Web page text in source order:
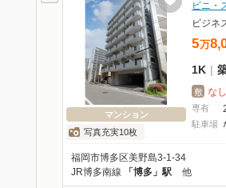
マンション
写真充実10枚
ビニ・
ビジネ
5万
1K |
敷 なし
専有
駐車場
福岡市博多区美野島3-1-34
JR博多南線 「博多」駅 他